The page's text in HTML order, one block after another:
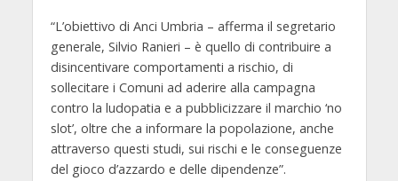
“L’obiettivo di Anci Umbria – afferma il segretario
generale, Silvio Ranieri – è quello di contribuire a
disincentivare comportamenti a rischio, di
sollecitare i Comuni ad aderire alla campagna
contro la ludopatia e a pubblicizzare il marchio ‘no
slot’, oltre che a informare la popolazione, anche
attraverso questi studi, sui rischi e le conseguenze
del gioco d’azzardo e delle dipendenze”.